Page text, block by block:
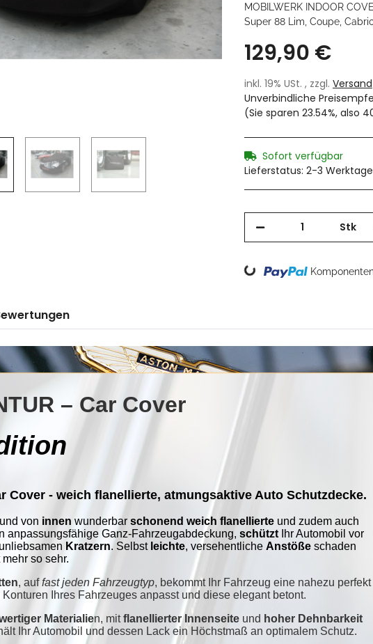
MOBILWERK INDOOR
Super 88 Lim, Coupe,
129,90 €
inkl. 19% USt. , zzgl. Versand
Unverbindliche
(Sie sparen 23.54%, also
Sofort verfügbar
Lieferstatus: 2-3 Werktage
Stk
Loading...